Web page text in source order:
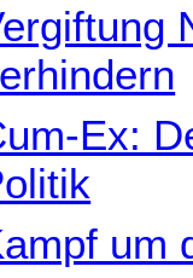
Ex:
um